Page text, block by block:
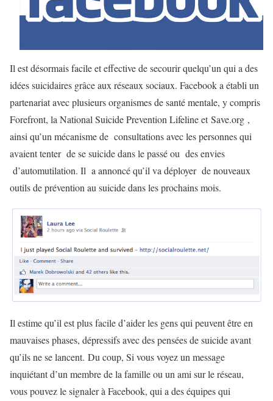
Il est désormais facile et effective de secourir quelqu’un qui a des
idées suicidaires grâce aux réseaux sociaux. Facebook a établi un
partenariat avec plusieurs organismes de santé mentale, y compris
Forefront, la National Suicide Prevention Lifeline et Save.org ,
ainsi qu’un mécanisme de consultations avec les personnes qui
avaient tenter de se suicide dans le passé ou des envies
d’automutilation. Il a annoncé qu’il va déployer de nouveaux
outils de prévention au suicide dans les prochains mois.
Il estime qu’il est plus facile d’aider les gens qui peuvent être en
mauvaises phases, dépressifs avec des pensées de suicide avant
qu’ils ne se lancent. Du coup, Si vous voyez un message
inquiétant d’un membre de la famille ou un ami sur le réseau,
vous pouvez le signaler à Facebook, qui a des équipes qui